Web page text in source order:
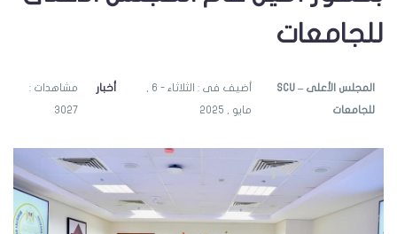
للجامعات
SCU – المجلس الأعلى
للجامعات مايو , 2025
أخبار مشاهدات :
3027